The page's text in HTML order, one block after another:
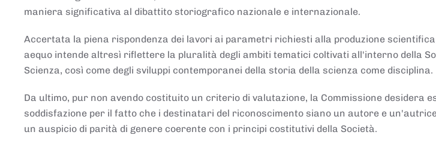
maniera significativa al dibattito storiografico nazionale e internazionale.
Accertata la piena rispondenza dei lavori ai parametri richiesti alla produzione
aequo intende altresì riflettere la pluralità degli ambiti tematici coltivati all'interno della
Scienza, così come degli sviluppi contemporanei della storia della scienza come disciplina.
Da ultimo, pur non avendo costituito un criterio di valutazione, la Commissione desidera
soddisfazione per il fatto che i destinatari del riconoscimento siano un autore e
un auspicio di parità di genere coerente con i principi costitutivi della Società.